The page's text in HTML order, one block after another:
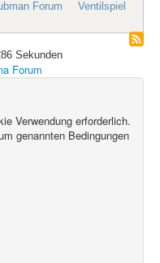
Forum
Ventilspiel
Sekunden
Forum
Verwendung erforderlich.
genannten Bedingungen